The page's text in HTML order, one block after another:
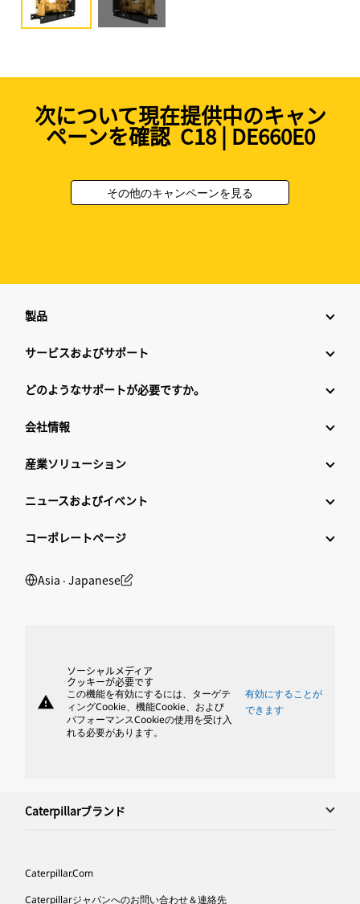
次について現在提供中のキャン
ペーンを確認 C18 | DE660E0
その他のキャンペーンを見る
製品
サービスおよびサポート
どのようなサポートが必要ですか。
会社情報
産業ソリューション
ニュースおよびイベント
コーポレートページ
Asia ‧ Japanese
warning
ソーシャルメディア
クッキーが必要です
この機能を有効にするには、ターゲテ
ィングCookie、機能Cookie、および
パフォーマンスCookieの使用を受け入
れる必要があります。
有効にすることが
できます
Caterpillarブランド
Caterpillar.com
Caterpillarジャパンへのお問い合わせ＆連絡先